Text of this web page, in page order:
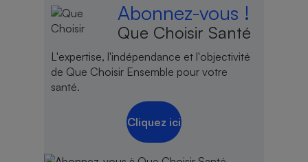
Abonnez-vous !
Que Choisir Santé
L'expertise, l'indépendance et l'objectivité
de Que Choisir Ensemble pour votre
santé.
Cliquez ici